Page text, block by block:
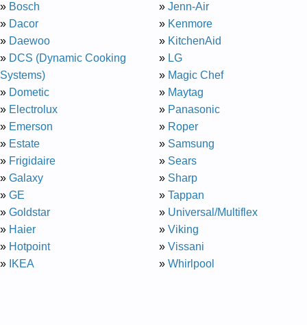
» Bosch
» Dacor
» Daewoo
» DCS (Dynamic Cooking
Systems)
» Dometic
» Electrolux
» Emerson
» Estate
» Frigidaire
» Galaxy
» GE
» Goldstar
» Haier
» Hotpoint
» IKEA
» Jenn-Air
» Kenmore
» KitchenAid
» LG
» Magic Chef
» Maytag
» Panasonic
» Roper
» Samsung
» Sears
» Sharp
» Tappan
» Universal/Multiflex
» Viking
» Vissani
» Whirlpool